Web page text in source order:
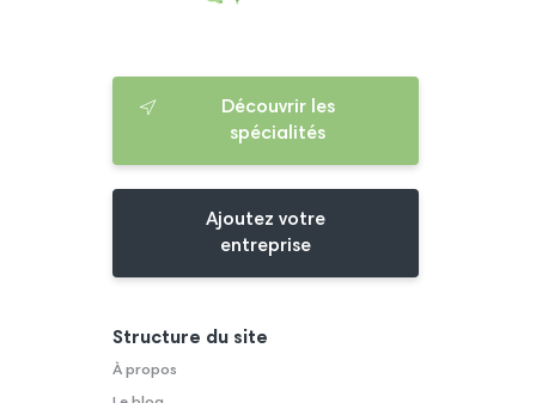
Découvrir les
spécialités
Ajoutez votre
entreprise
Structure du site
À propos